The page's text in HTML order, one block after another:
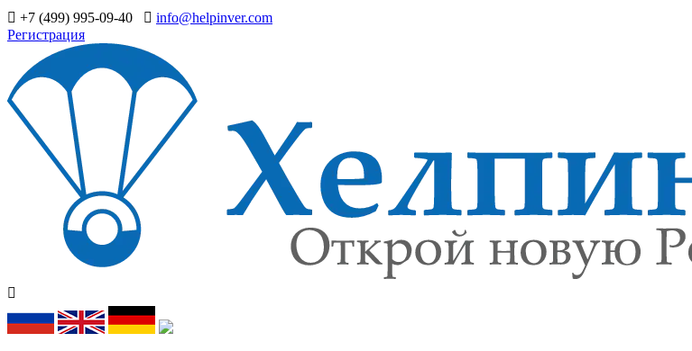
+7 (499) 995-09-40
info@helpinver.com
Регистрация